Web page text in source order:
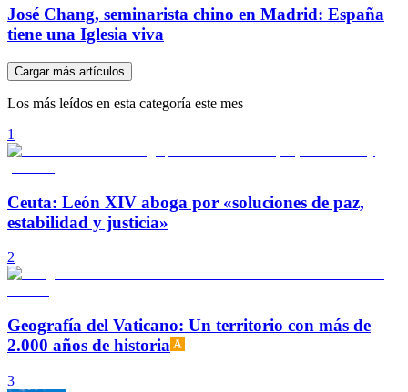
José Chang, seminarista chino en Madrid: España
tiene una Iglesia viva
Cargar más artículos
Los más leídos en esta categoría este mes
1
Ceuta: León XIV aboga por «soluciones de paz,
estabilidad y justicia»
2
Geografía del Vaticano: Un territorio con más de
2.000 años de historia
3